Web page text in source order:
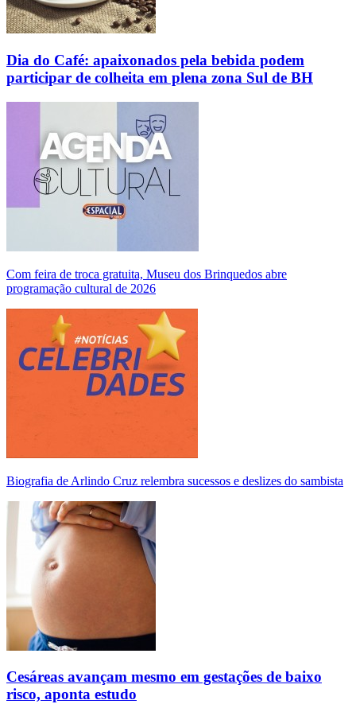
Dia do Café: apaixonados pela bebida podem
participar de colheita em plena zona Sul de BH
Com feira de troca gratuita, Museu dos Brinquedos abre
programação cultural de 2026
Biografia de Arlindo Cruz relembra sucessos e deslizes do sambista
Cesáreas avançam mesmo em gestações de baixo
risco, aponta estudo